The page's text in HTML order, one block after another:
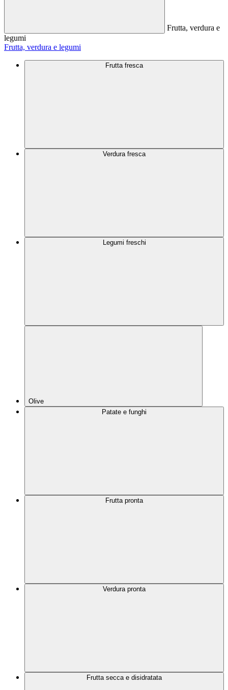
Frutta, verdura e
legumi
Frutta, verdura e legumi
Frutta fresca
Verdura fresca
Legumi freschi
Olive
Patate e funghi
Frutta pronta
Verdura pronta
Frutta secca e disidratata